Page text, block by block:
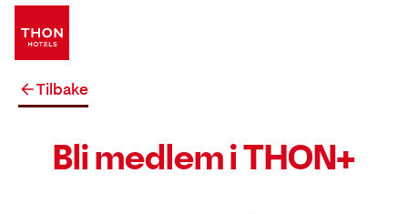
Tilbake
Bli medlem i THON+